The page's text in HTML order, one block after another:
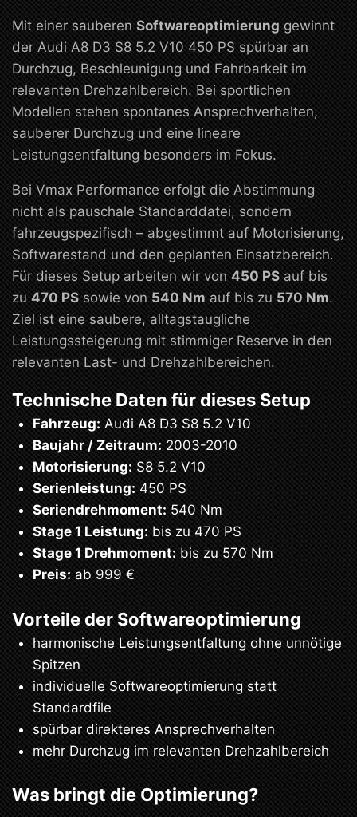
Mit einer sauberen Softwareoptimierung gewinnt
der Audi A8 D3 S8 5.2 V10 450 PS spürbar an
Durchzug, Beschleunigung und Fahrbarkeit im
relevanten Drehzahlbereich. Bei sportlichen
Modellen stehen spontanes Ansprechverhalten,
sauberer Durchzug und eine lineare
Leistungsentfaltung besonders im Fokus.
Bei Vmax Performance erfolgt die Abstimmung
nicht als pauschale Standarddatei, sondern
fahrzeugspezifisch – abgestimmt auf Motorisierung,
Softwarestand und den geplanten Einsatzbereich.
Für dieses Setup arbeiten wir von 450 PS auf bis
zu 470 PS sowie von 540 Nm auf bis zu 570 Nm.
Ziel ist eine saubere, alltagstaugliche
Leistungssteigerung mit stimmiger Reserve in den
relevanten Last- und Drehzahlbereichen.
Technische Daten für dieses Setup
Fahrzeug: Audi A8 D3 S8 5.2 V10
Baujahr / Zeitraum: 2003-2010
Motorisierung: S8 5.2 V10
Serienleistung: 450 PS
Seriendrehmoment: 540 Nm
Stage 1 Leistung: bis zu 470 PS
Stage 1 Drehmoment: bis zu 570 Nm
Preis: ab 999 €
Vorteile der Softwareoptimierung
harmonische Leistungsentfaltung ohne unnötige
Spitzen
individuelle Softwareoptimierung statt
Standardfile
spürbar direkteres Ansprechverhalten
mehr Durchzug im relevanten Drehzahlbereich
Was bringt die Optimierung?